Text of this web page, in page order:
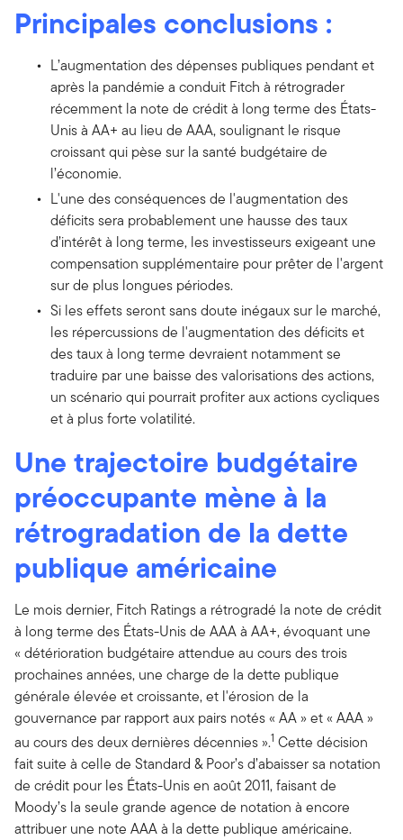
Principales conclusions :
L’augmentation des dépenses publiques pendant et
après la pandémie a conduit Fitch à rétrograder
récemment la note de crédit à long terme des États-
Unis à AA+ au lieu de AAA, soulignant le risque
croissant qui pèse sur la santé budgétaire de
l’économie.
L'une des conséquences de l'augmentation des
déficits sera probablement une hausse des taux
d’intérêt à long terme, les investisseurs exigeant une
compensation supplémentaire pour prêter de l'argent
sur de plus longues périodes.
Si les effets seront sans doute inégaux sur le marché,
les répercussions de l'augmentation des déficits et
des taux à long terme devraient notamment se
traduire par une baisse des valorisations des actions,
un scénario qui pourrait profiter aux actions cycliques
et à plus forte volatilité.
Une trajectoire budgétaire
préoccupante mène à la
rétrogradation de la dette
publique américaine
Le mois dernier, Fitch Ratings a rétrogradé la note de crédit
à long terme des États-Unis de AAA à AA+, évoquant une
« détérioration budgétaire attendue au cours des trois
prochaines années, une charge de la dette publique
générale élevée et croissante, et l'érosion de la
gouvernance par rapport aux pairs notés « AA » et « AAA »
au cours des deux dernières décennies ».1 Cette décision
fait suite à celle de Standard & Poor’s d’abaisser sa notation
de crédit pour les États-Unis en août 2011, faisant de
Moody’s la seule grande agence de notation à encore
attribuer une note AAA à la dette publique américaine.